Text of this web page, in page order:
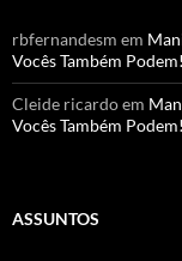
rbfernandesm em
Vocês Também
Cleide ricardoem
Vocês Também
ASSUNTOS